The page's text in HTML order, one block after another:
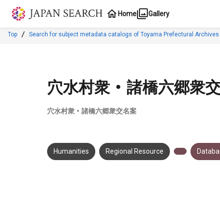
Jump to main content
Home Gallery
Top Search for subject metadata catalogs of Toyama Prefectural Archives
穴水村衆 ・ 諸橋六郷衆
穴水村衆 ・ 諸橋六郷衆交名案
Humanities Regional Resource